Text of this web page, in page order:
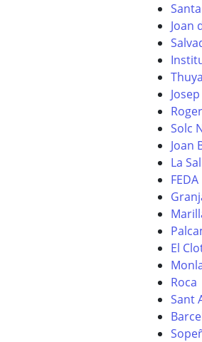
Joan
Thuya
Solc
Joan
La
El
Roca
Sant